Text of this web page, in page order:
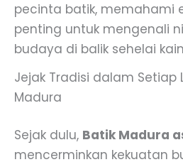
pecinta batik, memahami
penting untuk mengenali
budaya di balik sehelai
Jejak Tradisi dalam Setiap
Madura
Sejak dulu, Batik Madura
mencerminkan kekuatan